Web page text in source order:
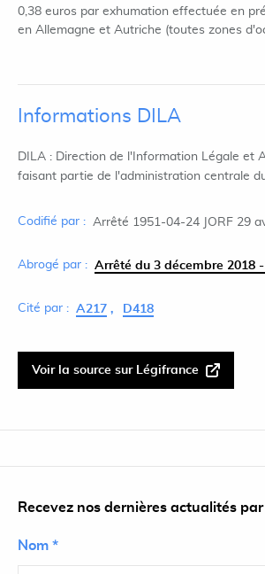
0,38 euros par exhumation effectuée en
en Allemagne et Autriche (toutes zones
Informations DILA
DILA : Direction de l'Information Légale et
faisant partie de l'administration centrale
Codifié par : Arrêté 1951-04-24 JORF 29
Abrogé par : Arrêté du 3 décembre 2018
Cité par : A217 D418
Voir la source sur Légifrance
Recevez nos dernières actualités
Nom *